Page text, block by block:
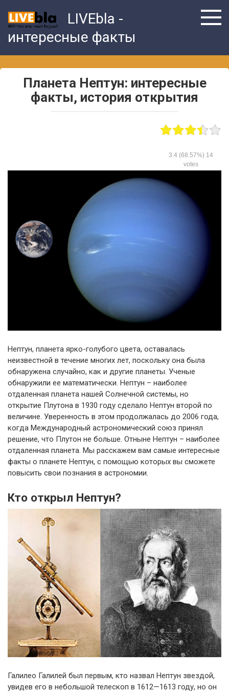
content
LIVEbla -
интересные факты
Планета Нептун: интересные
факты, история открытия
3.4(68.57%) 14
votes
Нептун, планета ярко-голубого цвета, оставалась
неизвестной в течение многих лет, поскольку она была
обнаружена случайно, как и другие планеты. Ученые
обнаружили ее математически. Нептун – наиболее
отдаленная планета нашей Солнечной системы, но
открытие Плутона в 1930 году сделало Нептун второй по
величине. Уверенность в этом продолжалась до 2006 года,
когда Международный астрономический союз принял
решение, что Плутон не больше. Отныне Нептун – наиболее
отдаленная планета. Мы расскажем вам самые интересные
факты о планете Нептун, с помощью которых вы сможете
повысить свои познания в астрономии.
Кто открыл Нептун?
Галилео Галилей был первым, кто назвал Нептун звездой,
увидев его в небольшой телескоп в 1612—1613 году, но он